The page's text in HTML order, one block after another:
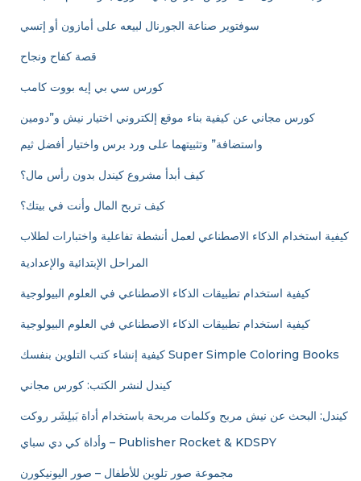
سوفتوير صناعة الجورنال لبيعه على أمازون أو إتسي
قصة كفاح ونجاح
كورس سي بي إيه بووت كامب
كورس مجاني عن كيفية بناء موقع إلكتروني اختيار نيش و”دومين
واستضافة” وتثبيتهما على ورد برس واختيار أفضل ثيم
كيف أبدأ مشروع كيندل بدون رأس مال؟
كيف تربح المال وأنت في بيتك؟
كيفية استخدام الذكاء الاصطناعي لعمل أنشطة تفاعلية واختبارات لطلاب
المراحل الإبتدائية والإعدادية
كيفية إنشاء كتب التلوين بنفسك Super Simple Coloring Books
كيندل لنشر الكتب: كورس مجاني
كيندل: البحث عن نيش مربح وكلمات مربحة باستخدام أداة بَبلِشَر روكت
وأداة كي دي سباي – Publisher Rocket & KDSPY
مجموعة صور تلوين للأطفال – صور اليونيكورن